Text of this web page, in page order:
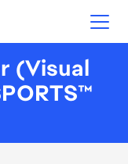
(Visual